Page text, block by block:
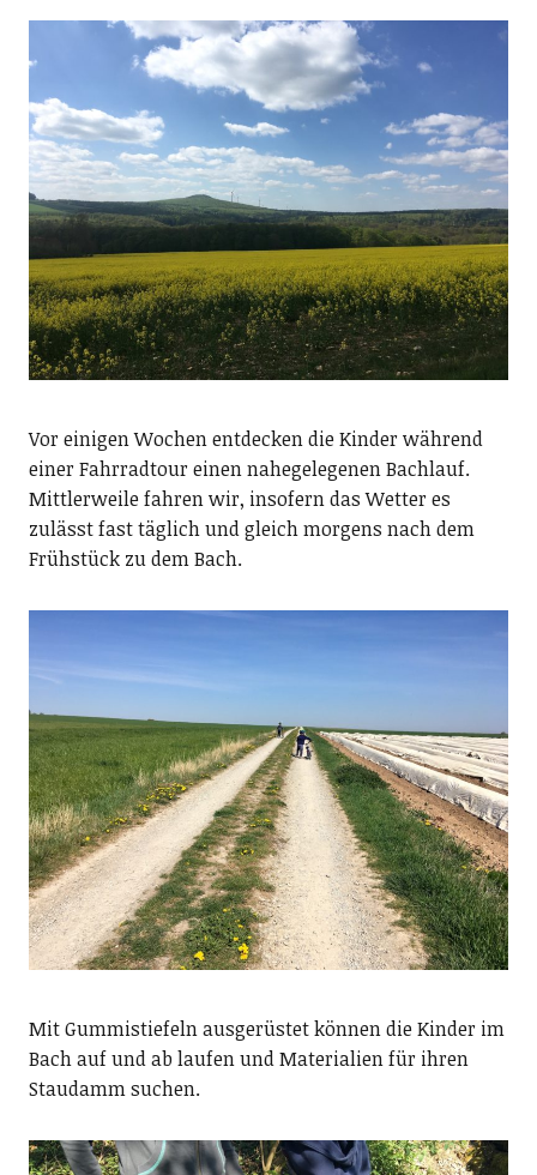
Vor einigen Wochen entdecken die Kinder während
einer Fahrradtour einen nahegelegenen Bachlauf.
Mittlerweile fahren wir, insofern das Wetter es
zulässt fast täglich und gleich morgens nach dem
Frühstück zu dem Bach.
Mit Gummistiefeln ausgerüstet können die Kinder im
Bach auf und ab laufen und Materialien für ihren
Staudamm suchen.